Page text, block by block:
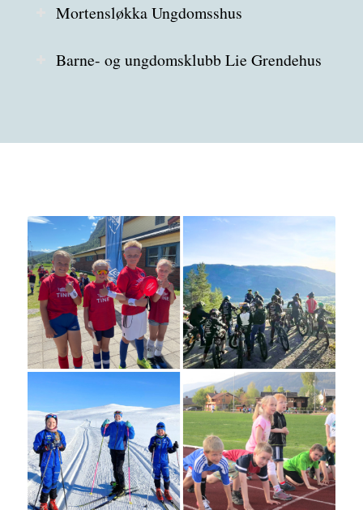
Mortensløkka Ungdomsshus
Barne- og ungdomsklubb Lie Grendehus